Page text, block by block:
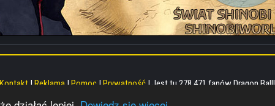
Kontakt| Reklama | Pomoc| Prywatność| Jest tu 278,471 fanów Dragon Ball!